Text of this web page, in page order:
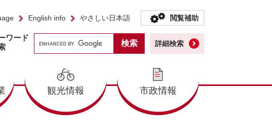
English info やさしい日本語 閲覧補助
観光情報 市政情報
ワード
詳細検索